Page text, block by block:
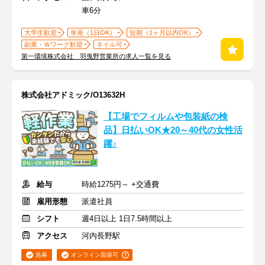
車6分
大学生歓迎 単発（1日OK）
短期（1ヶ月以内OK）
副業・Ｗワーク歓迎
ネイル可
第一環境株式会社 羽曳野営業所の求人一覧を見る
株式会社アドミック/O13632H
【工場でフィルムや包装紙の検
品】日払いOK★20～40代の女性活
躍♪
給与
時給1275円～ +交通費
雇用形態
派遣社員
シフト
週4日以上 1日7.5時間以上
アクセス
河内長野駅
急募 オンライン面接可